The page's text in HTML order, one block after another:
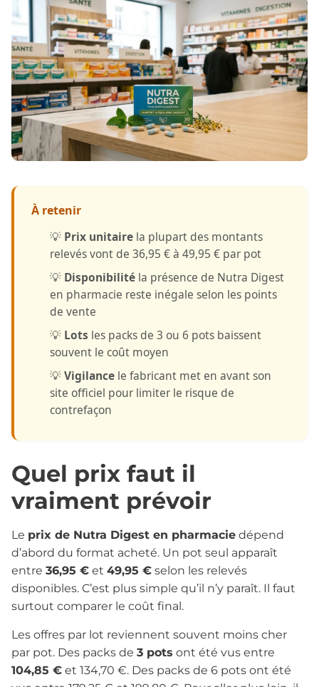
À retenir
💡 Prix unitaire la plupart des montants
relevés vont de 36,95 € à 49,95 € par pot
💡 Disponibilité la présence de Nutra Digest
en pharmacie reste inégale selon les points
de vente
💡 Lots les packs de 3 ou 6 pots baissent
souvent le coût moyen
💡Vigilance le fabricant met en avant son
site officiel pour limiter le risque de
contrefaçon
Quel prix faut il
vraiment prévoir
Le prix de Nutra Digest en pharmacie dépend
d’abord du format acheté. Un pot seul apparaît
entre 36,95 € et 49,95 € selon les relevés
disponibles. C’est plus simple qu’il n’y paraît. Il faut
surtout comparer le coût final.
Les offres par lot reviennent souvent moins cher
par pot. Des packs de 3 pots ont été vus entre
104,85 € et 134,70 €. Des packs de 6 pots ont été